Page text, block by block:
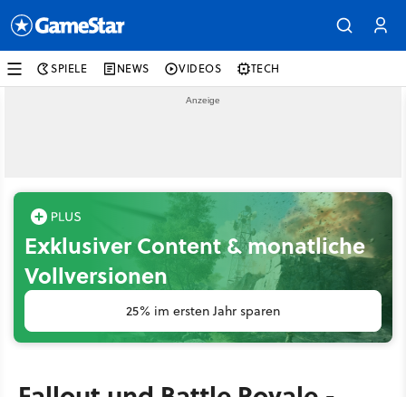
SPIELE NEWS VIDEOS TECH
Exklusiver Content & monatliche
Vollversionen
25% im ersten Jahr sparen